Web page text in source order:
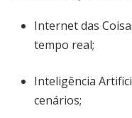
Internet das
tempo real;
Inteligência
cenários;